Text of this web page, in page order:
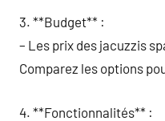
3. **Budget** :
– Les prix des jacuzzis
Comparez les options
4. **Fonctionnalités** :